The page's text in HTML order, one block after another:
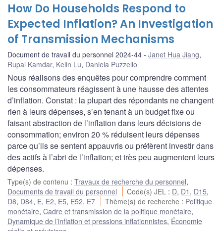
How Do Households Respond to
Expected Inflation? An Investigation
of Transmission Mechanisms
Document de travail du personnel 2024-44 Janet Hua Jiang,
Rupal Kamdar, Kelin Lu, Daniela Puzzello
Nous réalisons des enquêtes pour comprendre comment
les consommateurs réagissent à une hausse des attentes
d’inflation. Constat : la plupart des répondants ne changent
rien à leurs dépenses, s’en tenant à un budget fixe ou
faisant abstraction de l’inflation dans leurs décisions de
consommation; environ 20 % réduisent leurs dépenses
parce qu’ils se sentent appauvris ou préfèrent investir dans
des actifs à l’abri de l’inflation; et très peu augmentent leurs
dépenses.
Type(s) de contenu : Travaux de recherche du personnel,
Documents de travail du personnel
Code(s) JEL : D, D1 , D15,
D8, D84, E, E2, E5, E52, E7 Thème(s) de recherche : Politique
monétaire, Cadre et transmission de la politique monétaire,
Dynamique de l’inflation et pressions inflationnistes, Économie